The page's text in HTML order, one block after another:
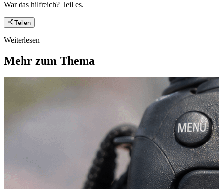
War das hilfreich? Teil es.
Teilen
Weiterlesen
Mehr zum Thema